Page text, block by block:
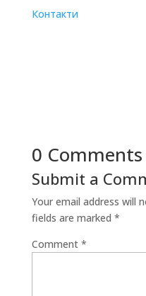
Контакти
0 Comments
Submit a
Your email address will
fields are marked *
Comment *